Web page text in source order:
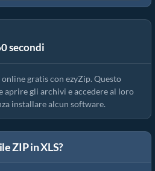
secondi
ezyZip (gratis, senza installazione)
gratis con ezyZip. Questo
aprire gli archivi e accedere al loro
installare alcun software.
ZIP in XLS?